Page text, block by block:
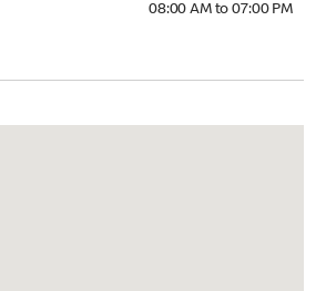
08:00 AM to 07:00 PM